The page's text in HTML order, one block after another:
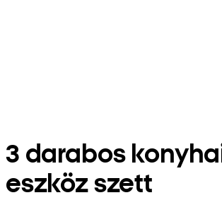
3 darabos
eszköz szett